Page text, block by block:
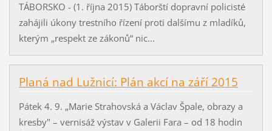
TÁBORSKO - (1. října 2015) Táborští dopravní policisté
zahájili úkony trestního řízení proti dalšímu z mladíků,
kterým „respekt ze zákonů“ nic...
Planá nad Lužnicí: Plán akcí na září 2015
Pátek 4. 9. „Marie Strahovská a Václav Špale, obrazy a
kresby" – vernisáž výstav v Galerii Fara – od 18 hodin